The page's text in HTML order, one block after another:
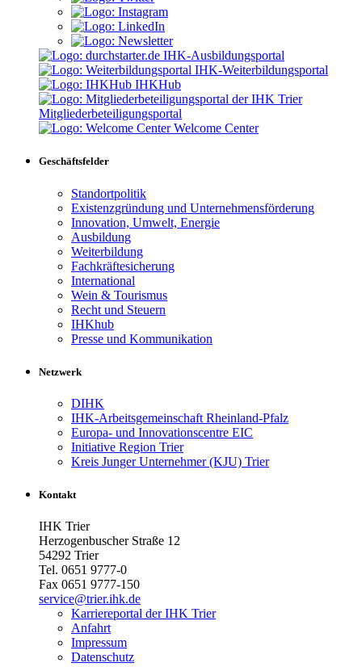
IHK-Ausbildungsportal
IHK-Weiterbildungsportal
IHKHub
Mitgliederbeteiligungsportal
Welcome Center
Geschäftsfelder
Standortpolitik
Existenzgründung und Unternehmensförderung
Innovation, Umwelt, Energie
Ausbildung
Weiterbildung
Fachkräftesicherung
International
Wein & Tourismus
Recht und Steuern
IHKhub
Presse und Kommunikation
Netzwerk
DIHK
IHK-Arbeitsgemeinschaft Rheinland-Pfalz
Europa- und Innovationscentre EIC
Initiative Region Trier
Kreis Junger Unternehmer (KJU) Trier
Kontakt
IHK Trier
Herzogenbuscher Straße 12
54292 Trier
Tel. 0651 9777-0
Fax 0651 9777-150
service@trier.ihk.de
Karriereportal der IHK Trier
Anfahrt
Impressum
Datenschutz